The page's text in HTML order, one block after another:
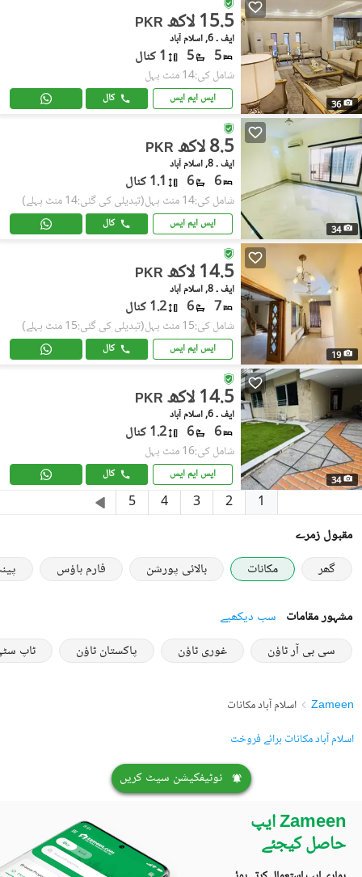
36
PKR 15.5 لاکھ
ایف ۔ 6, اسلام آباد
5
5 1 کنال
شامل کی:14 منٹ پہل
ایس ایم ایس کال
34
PKR 8.5 لاکھ
ایف ۔ 8, اسلام آباد
6
6 1.1 کنال
شامل کی:14 منٹ پہل (تبدیلی کی گئی:14 منٹ پہلے)
ایس ایم ایس کال
19
PKR 14.5 لاکھ
ایف ۔ 8, اسلام آباد
7
6 1.2 کنال
شامل کی:15 منٹ پہل (تبدیلی کی گئی:15 منٹ پہلے)
ایس ایم ایس کال
34
PKR 14.5 لاکھ
ایف ۔ 6, اسلام آباد
6
6 1.2 کنال
شامل کی:16 منٹ پہل
ایس ایم ایس کال
1
2
3
4
5
مقبول زمرے
گھر
مکانات بالائی پورشن فارم ہاؤس
مشہور مقامات سب دیکھیے
سی بی آر ٹاؤن
غوری ٹاؤن پاکستان ٹاؤن ٹاپ
Zameen
اسلام آباد مکانات
اسلام آباد مکانات برائے فروخت
نوٹیفکیشن سیٹ کریں
Zameen ایپ
حاصل کیجئے